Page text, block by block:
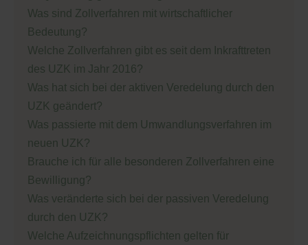
Was sind Zollverfahren mit wirtschaftlicher
Bedeutung?
Welche Zollverfahren gibt es seit dem Inkrafttreten
des UZK im Jahr 2016?
Was hat sich bei der aktiven Veredelung durch den
UZK geändert?
Was passierte mit dem Umwandlungsverfahren im
neuen UZK?
Brauche ich für alle besonderen Zollverfahren eine
Bewilligung?
Was veränderte sich bei der passiven Veredelung
durch den UZK?
Welche Aufzeichnungspflichten gelten für